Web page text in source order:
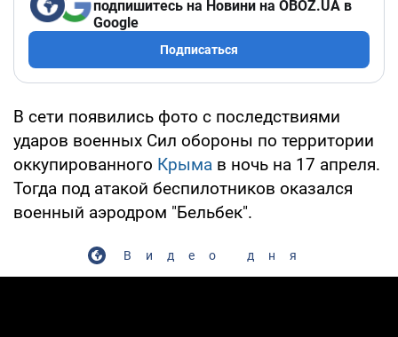
подпишитесь на Новини на OBOZ.UA в
Google
Подписаться
В сети появились фото с последствиями
ударов военных Сил обороны по территории
оккупированного Крыма в ночь на 17 апреля.
Тогда под атакой беспилотников оказался
военный аэродром "Бельбек".
Видео дня